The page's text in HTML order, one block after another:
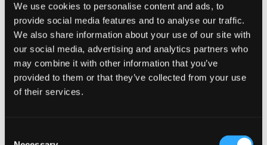
We use cookies to personalise content and ads, to
provide social media features and to analyse our traffic.
We also share information about your use of our site with
our social media, advertising and analytics partners who
may combine it with other information that you’ve
provided to them or that they’ve collected from your use
of their services.
Lille Perfekt
STØRRELSESGUIDE
VÆLG EN STØRRELSE